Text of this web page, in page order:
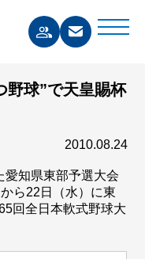
野球”で天皇賜杯
2010.08.24
愛知県東部予選大会
ら22日（水）に東
回全日本軟式野球大